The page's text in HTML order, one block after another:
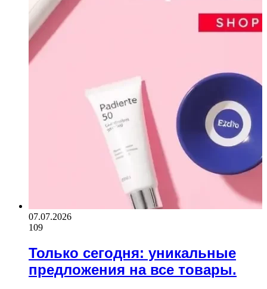
07.07.2026
109
Только сегодня: уникальные
предложения на все товары.